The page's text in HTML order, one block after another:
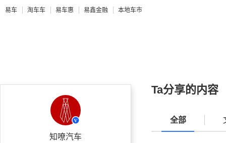
易车 淘车车 易车惠 易鑫金融 本地车市
知嘹汽车
Ta分享的内容
全部